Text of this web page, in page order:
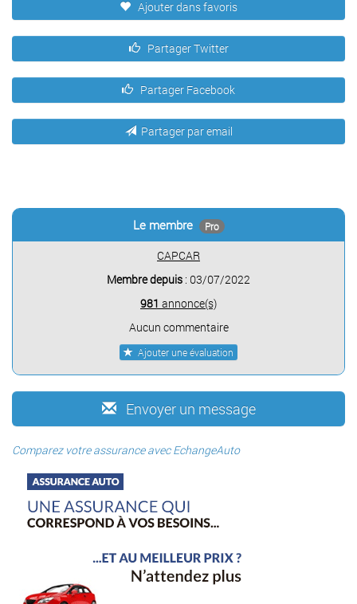
Ajouter dans favoris
Partager Twitter
Partager Facebook
Partager par email
Le membre Pro
CAPCAR
Membre depuis : 03/07/2022
981 annonce(s)
Aucun commentaire
Ajouter une évaluation
Envoyer un message
Comparez votre assurance avec EchangeAuto